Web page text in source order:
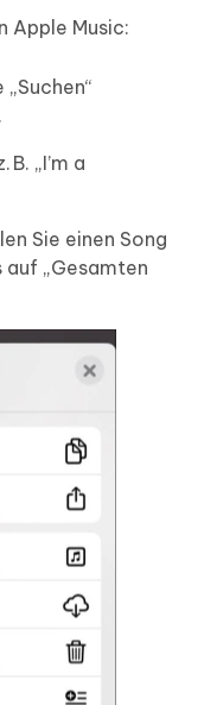
Apple Music:
„I’m a
Sie einen Song
auf „Gesamten